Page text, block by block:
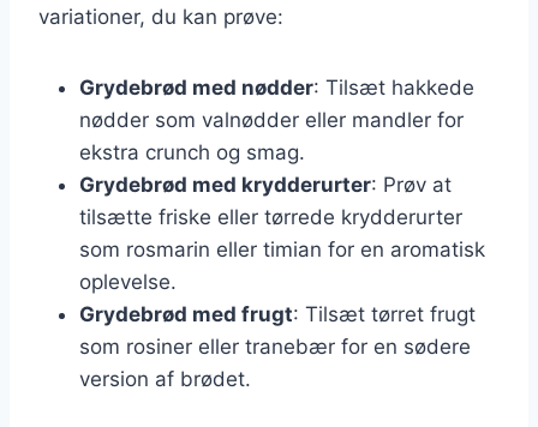
variationer, du kan prøve:
Grydebrød med nødder: Tilsæt hakkede
nødder som valnødder eller mandler for
ekstra crunch og smag.
Grydebrød med krydderurter: Prøv at
tilsætte friske eller tørrede krydderurter
som rosmarin eller timian for en aromatisk
oplevelse.
Grydebrød med frugt: Tilsæt tørret frugt
som rosiner eller tranebær for en sødere
version af brødet.